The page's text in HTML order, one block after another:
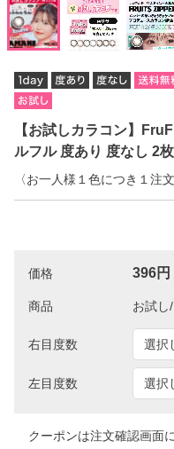
【お試しカラコン】
ルフル 度あり 度なし 2枚
〈お一人様１色につき１注文
価格 396円
商品
右目度数
左目度数
クーポンは注文確認画面